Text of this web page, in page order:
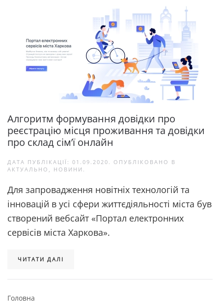
Алгоритм формування довідки про
реєстрацію місця проживання та довідки
про склад сім’ї онлайн
ДАТА ПУБЛІКАЦІЇ: 01.09.2020 . ОПУБЛІКОВАНО В
АКТУАЛЬНО , НОВИНИ .
Для запровадження новітніх технологій та
інновацій в усі сфери життєдіяльності міста був
створений вебсайт «Портал електронних
сервісів міста Харкова».
ЧИТАТИ ДАЛІ
Головна